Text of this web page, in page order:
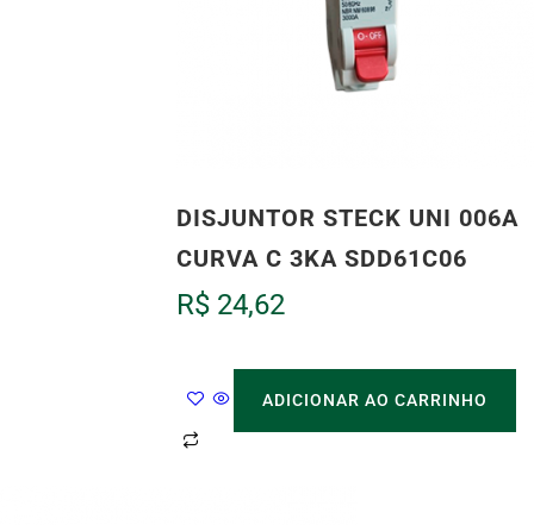
DISJUNTOR STECK UNI 006A
CURVA C 3KA SDD61C06
R$ 24,62
ADICIONAR AO CARRINHO